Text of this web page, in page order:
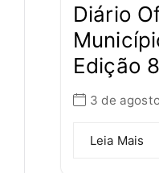
Diário
Edição
3 de
Leia Mais